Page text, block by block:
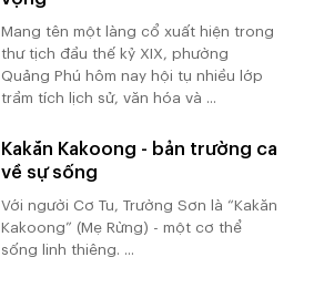
Mang tên một làng cổ xuất hiện trong
thư tịch đầu thế kỷ XIX, phường
Quảng Phú hôm nay hội tụ nhiều lớp
trầm tích lịch sử, văn hóa và ...
Kakăn Kakoong - bản trường ca
về sự sống
Với người Cơ Tu, Trường Sơn là “Kakăn
Kakoong” (Mẹ Rừng) - một cơ thể
sống linh thiêng. ...